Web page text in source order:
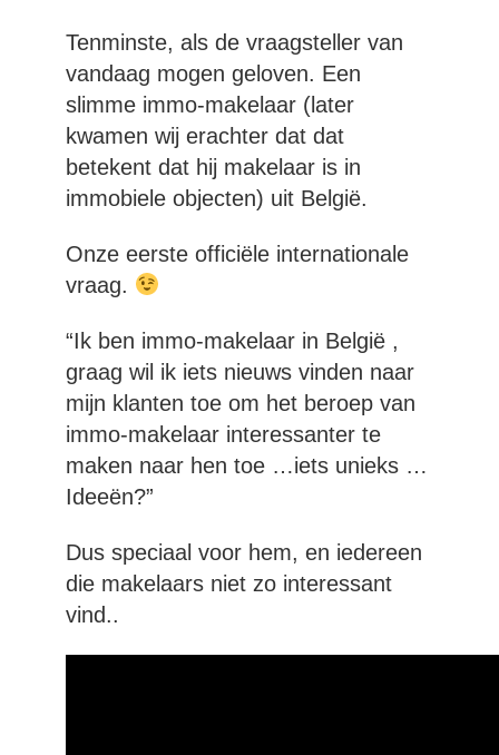
Tenminste, als de vraagsteller van
vandaag mogen geloven. Een
slimme immo-makelaar (later
kwamen wij erachter dat dat
betekent dat hij makelaar is in
immobiele objecten) uit België.
Onze eerste officiële internationale
vraag.
“Ik ben immo-makelaar in België ,
graag wil ik iets nieuws vinden naar
mijn klanten toe om het beroep van
immo-makelaar interessanter te
maken naar hen toe …iets unieks …
Ideeën?”
Dus speciaal voor hem, en iedereen
die makelaars niet zo interessant
vind..